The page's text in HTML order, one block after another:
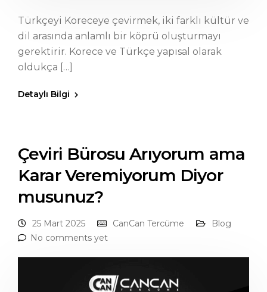
Türkçeyi Koreceye çevirmek, iki farklı kültür ve
dil arasında anlamlı bir köprü oluşturmayı
gerektirir. Korece ve Türkçe yapısal olarak
oldukça […]
Detaylı Bilgi
Çeviri Bürosu Arıyorum ama
Karar Veremiyorum Diyor
musunuz?
25 Mart 2025 CanCan Tercüme
Blog
No comments yet